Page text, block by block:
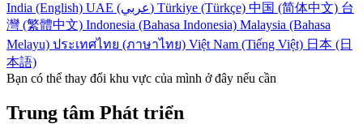
India (English)
UAE (عربي) Türkiye (Türkçe) 中国 (简体中文) 台
灣 (繁體中文) Indonesia (Bahasa Indonesia) Malaysia (Bahasa
Melayu) ประเทศไทย (ภาษาไทย) Việt Nam (Tiếng Việt) 日本 (日
本語)
Bạn có thể thay đổi khu vực của mình ở đây nếu cần
Trung tâm Phát triển